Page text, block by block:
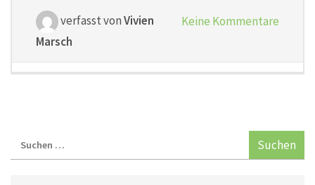
verfasst vonVivien
Marsch
Keine Kommentare